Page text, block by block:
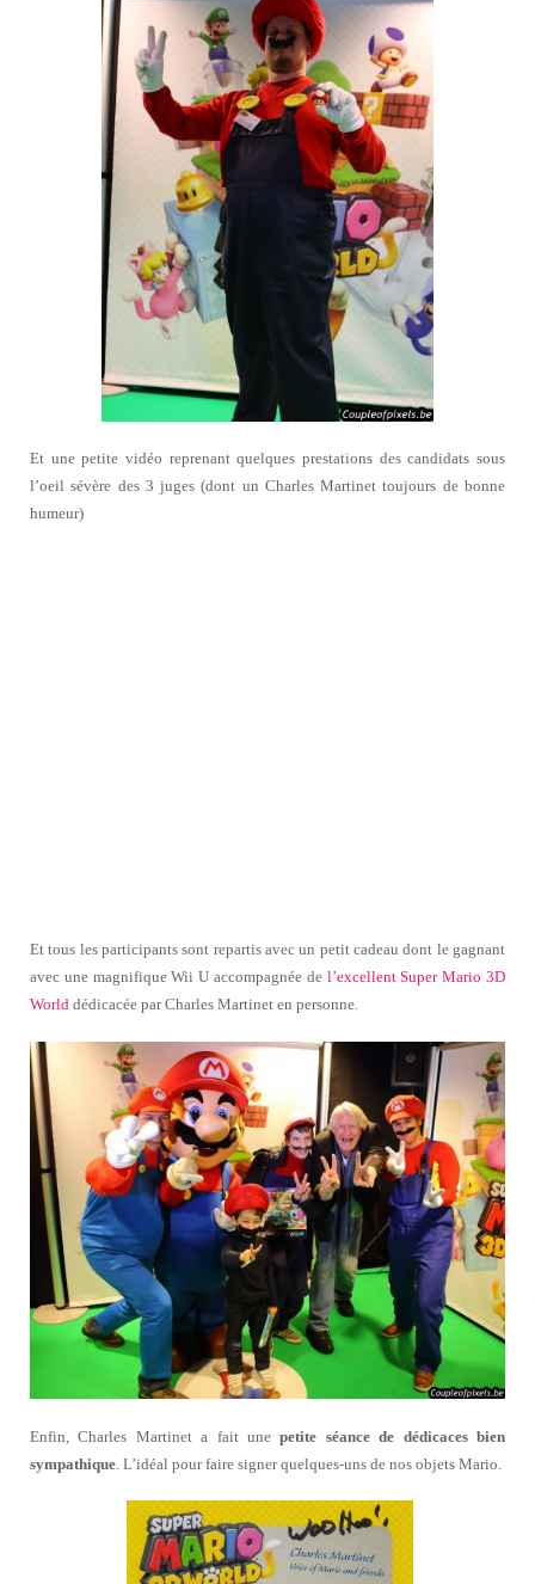
Et une petite vidéo reprenant quelques prestations des candidats sous
l’oeil sévère des 3 juges (dont un Charles Martinet toujours de bonne
humeur)
Et tous les participants sont repartis avec un petit cadeau dont le gagnant
avec une magnifique Wii U accompagnée de l’excellent Super Mario 3D
World dédicacée par Charles Martinet en personne.
Enfin, Charles Martinet a fait unepetite séance de dédicaces bien
sympathique . L’idéal pour faire signer quelques-uns de nos objets Mario.